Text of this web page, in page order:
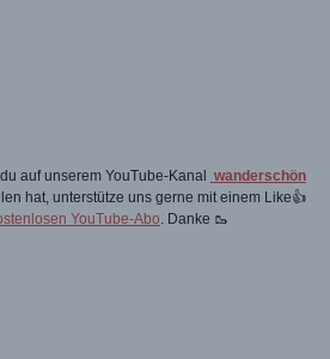
auf unserem YouTube-Kanal wanderschön
hat, unterstütze uns gerne mit einem Like👍
YouTube-Abo . Danke 🥾